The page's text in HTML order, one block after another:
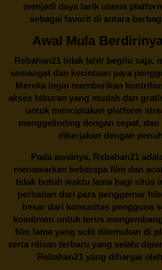
menjadi daya tarik utama
sebagai favorit di antara
Awal Mula
Rebahan21 tidak lahir begitu saja,
semangat dan kecintaan para
Mereka ingin memberikan
akses hiburan yang mudah dan
untuk menciptakan platform
menggelinding dengan cepat,
dikerjakan dengan
Pada awalnya, Rebahan21
menawarkan beberapa film dan
tidak butuh waktu lama bagi situs
perhatian dari para penggemar
besar dari komunitas pengguna
komitmen untuk terus
film lama yang sulit ditemukan di
serta rilisan terbaru yang selalu
Rebahan21 yang dihargai